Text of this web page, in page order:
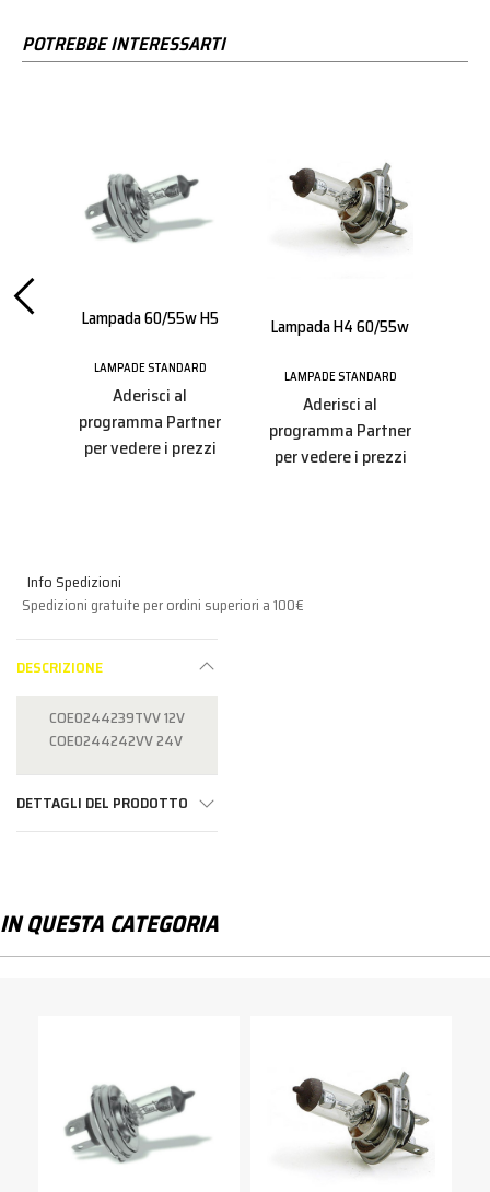
POTREBBE INTERESSARTI
Lampada 60/55w H5
LAMPADE STANDARD
Aderisci al
programma Partner
per vedere i prezzi
Lampada H4 60/55w
LAMPADE STANDARD
Aderisci al
programma Partner
per vedere i prezzi
Info Spedizioni
Spedizioni gratuite per ordini superiori a 100€
DESCRIZIONE
COE0244239TVV 12V
COE0244242VV 24V
DETTAGLI DEL PRODOTTO
IN QUESTA CATEGORIA